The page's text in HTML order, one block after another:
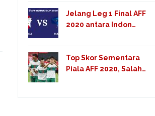
Jelang Leg 1 Final AFF
2020 antara Indon…
Top Skor Sementara
Piala AFF 2020, Salah…